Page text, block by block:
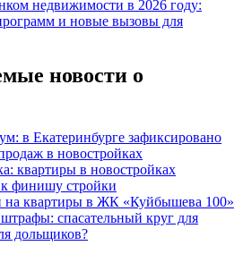
недвижимости в 2026 году:
и новые вызовы для
новости о
в Екатеринбурге зафиксировано
в новостройках
квартиры в новостройках
финишу стройки
на квартиры в ЖК «Куйбышева 100»
спасательный круг для
дольщиков?